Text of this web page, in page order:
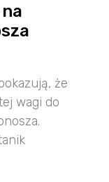
że
wagi do